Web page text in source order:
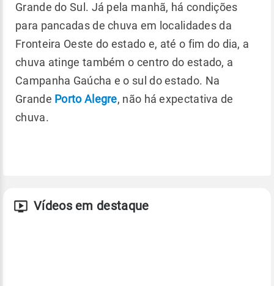
Grande do Sul. Já pela manhã, há condições
para pancadas de chuva em localidades da
Fronteira Oeste do estado e, até o fim do dia, a
chuva atinge também o centro do estado, a
Campanha Gaúcha e o sul do estado. Na
Grande Porto Alegre, não há expectativa de
chuva.
Vídeos em destaque